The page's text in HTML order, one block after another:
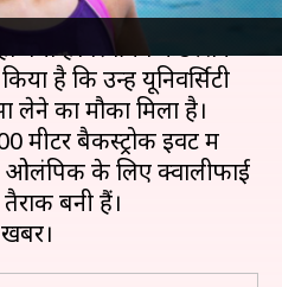
पटेल के टोक्यो ओलंपिक में
गया है। स्विमिंग फेडरेशन
है कि उन्हें यूनिवर्सिटी
लेने का मौका मिला है।
मीटर बैकस्ट्रोक इवेंट में
ओलंपिक के लिए क्वालीफाई
बनी हैं।